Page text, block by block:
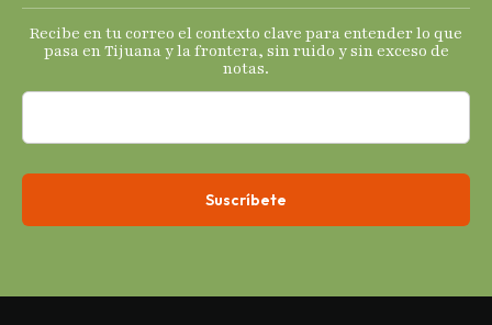
s
económicos.
Recibe en tu correo el contexto clave para entender lo que
pasa en Tijuana y la frontera, sin ruido y sin exceso de
notas.